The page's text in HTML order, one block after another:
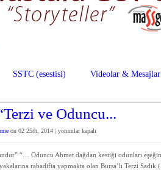
SSTC (esestisi) Videolar & Mesajlar
ve Oduncu...
on 02 25th, 2014 | Yaşam
“Terzi
yorumlar kapalı
“… Oduncu Ahmet dağdan kestiği odunları
rabadifta yapmakta olan Bursa’lı Terzi Sadık (!),